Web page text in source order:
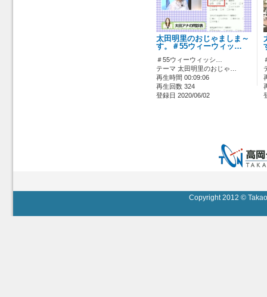
太田明里のおじゃましま～
す。＃55ウィーウィッ…
＃55ウィーウィッシ…
テーマ 太田明里のおじゃ…
再生時間 00:09:06
再生回数 324
登録日 2020/06/02
Copyright 2012 ©